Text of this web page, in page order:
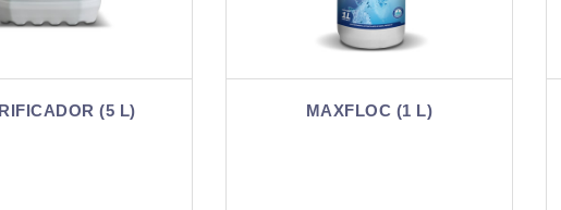
MAXFLOC (1 L) CLARIFICADOR (1 L)